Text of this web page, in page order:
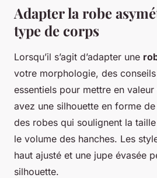
Adapter la robe
type de corps
Lorsqu’il s’agit d’adapter une
votre morphologie, des
essentiels pour mettre en
avez une silhouette en forme
des robes qui soulignent la
le volume des hanches. Les
haut ajusté et une jupe évasée
silhouette.